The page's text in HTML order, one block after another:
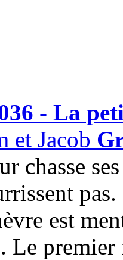
- La
et Jacob
chasse
est
Le